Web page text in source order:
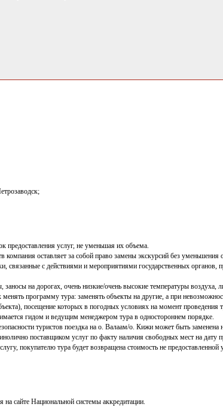
предоставления услуг, не уменьшая их объема.
компания оставляет за собой право замены экскурсий без
связанные с действиями и мероприятиями государственных
на дорогах, очень низкие/очень высокие температуры воздуха,
менять программу тура: заменять объекты на другие, а при
посещение которых в погодных условиях на момент проведения
гидом и ведущим менеджером тура в одностороннем порядке.
туристов поездка на о. Валаам/о. Кижи может быть заменена
поставщиком услуг по факту наличия свободных мест на дату
покупателю тура будет возвращена стоимость не предоставленной
сайте Национальной системы аккредитации.